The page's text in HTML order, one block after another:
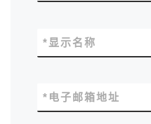
显示名称
*
电子邮箱地址
*